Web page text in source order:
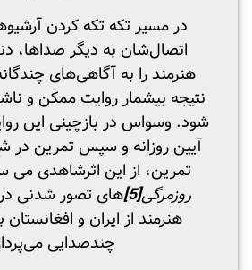
در مسیر تکه تکه کردن
اتصال‌شان به دیگر صداها،
هنرمند را به آگاهی‌های
نتیجه بیشمار روایت ممکن و
شود. وسواس در بازچینی این
آیین روزانه و سپس تمرین در
تمرین، از این اثرشاهدی می
روزمرگی[5] های تصور شدنی
هنرمند از ایران و
چندصدایی